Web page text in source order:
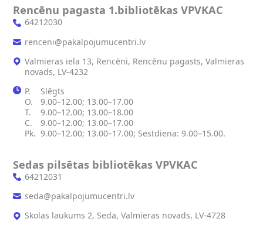
Rencēnu pagasta 1.bibliotēkas VPVKAC
64212030
renceni@pakalpojumucentri.lv
Valmieras iela 13, Rencēni, Rencēnu pagasts, Valmieras
novads, LV-4232
P.
Slēgts
O.
9.00–12.00; 13.00–17.00
T.
9.00–12.00; 13.00–18.00
C.
9.00–12.00; 13.00–17.00
Pk. 9.00–12.00; 13.00–17.00; Sestdiena: 9.00–15.00.
Sedas pilsētas bibliotēkas VPVKAC
64212031
seda@pakalpojumucentri.lv
Skolas laukums 2, Seda, Valmieras novads, LV-4728